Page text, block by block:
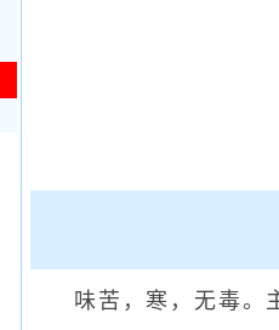
味苦，寒，无毒。